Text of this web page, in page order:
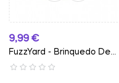
Preço
9,99 €
FuzzYard - Brinquedo De...